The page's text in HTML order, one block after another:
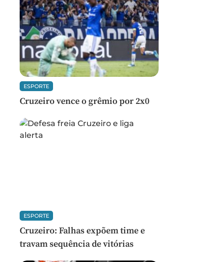
ESPORTE
Cruzeiro vence o grêmio por 2x0
ESPORTE
Cruzeiro: Falhas expõem time e
travam sequência de vitórias